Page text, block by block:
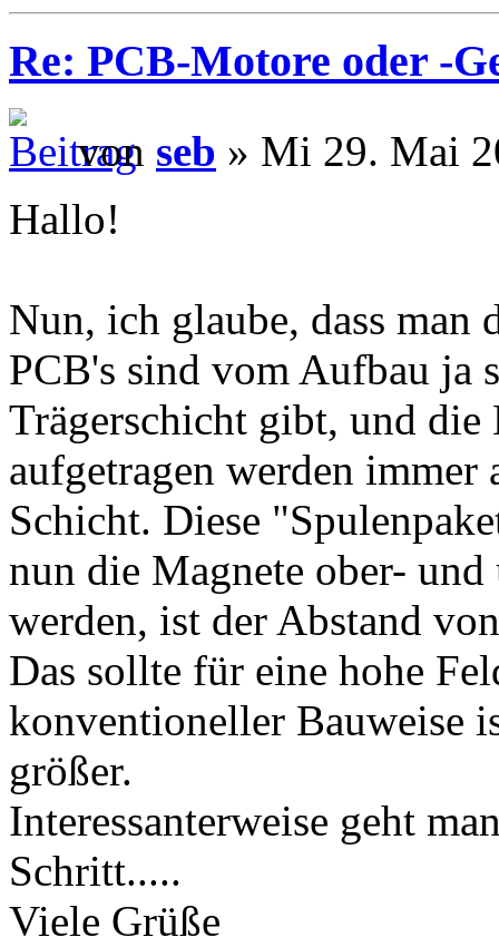
Re: PCB-Motore oder -
von seb » Mi 29. Mai
Hallo!
Nun, ich glaube, dass man
PCB's sind vom Aufbau ja
Trägerschicht gibt, und
aufgetragen werden
Schicht. Diese
nun die Magnete ober-
werden, ist der Abstand
Das sollte für eine hohe
konventioneller Bauweise
größer.
Interessanterweise geht
Schritt.....
Viele Grüße